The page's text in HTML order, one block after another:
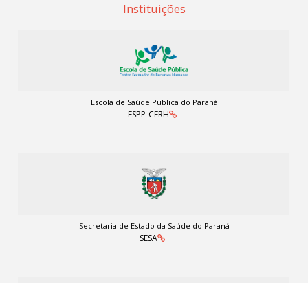
Instituições
Escola de Saúde Pública do Paraná
ESPP-CFRH
Secretaria de Estado da Saúde do Paraná
SESA